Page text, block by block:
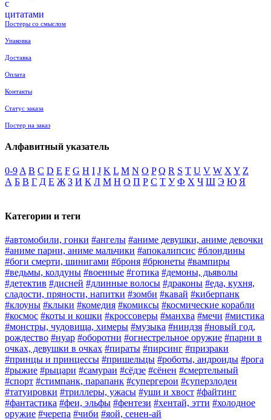
Постеры со смыслом
Упаковка
Доставка
Оплата
Контакты
Статус заказа
Постер на заказ
Алфавитный указатель
0-9 A B C D E F G H I J K L M N O P Q R S T U V W X Y Z
А Б В Г Д Е Ж З И К Л М Н О П Р С Т У Ф Х Ч Ш Э Ю Я
Категории и теги
#автомобили, гонки #ангелы #аниме девушки, аниме девочки
#аниме парни, аниме мальчики #апокалипсис #блондины
#боги смерти, шинигами #броня #брюнеты #вампиры
#ведьмы, колдуны #военные #готика #демоны, дьяволы
#детектив #дисней #длинные волосы #драконы #еда, кухня,
сладости, пряности, напитки #зомби #кавай #киберпанк
#клоуны #клыки #комедия #комиксы #космические корабли
#космос #коты и кошки #кроссоверы #манхва #мечи #мистика
#монстры, чудовища, химеры #музыка #ниндзя #новый год,
рождество #нуар #оборотни #огнестрельное оружие #парни в
очках, девушки в очках #пираты #пирсинг #призраки
#принцы и принцессы #пришельцы #роботы, андроиды #рога
#рыжие #рыцари #самураи #сёдзе #сёнен #смертельный
#спорт #стимпанк, парапанк #супергерои #суперзлодеи
#татуировки #триллеры, ужасы #уши и хвост #файтинг
#фантастика #феи, эльфы #фентези #хентай, этти #холодное
оружие #черепа #чиби #яой, сенен-ай